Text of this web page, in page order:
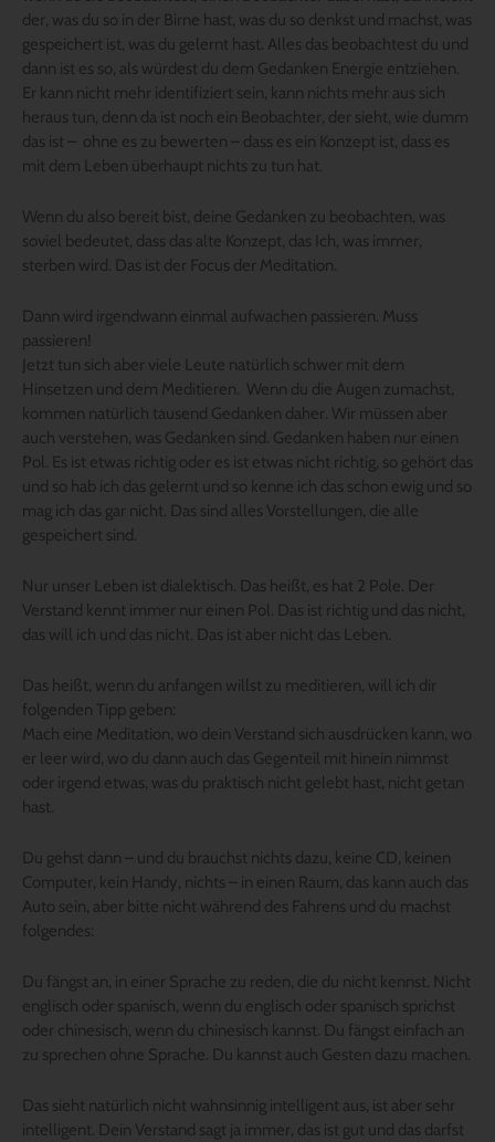
der, was du so in der Birne hast, was du so denkst und machst, was
gespeichert ist, was du gelernt hast. Alles das beobachtest du und
dann ist es so, als würdest du dem Gedanken Energie entziehen.
Er kann nicht mehr identifiziert sein, kann nichts mehr aus sich
heraus tun, denn da ist noch ein Beobachter, der sieht, wie dumm
das ist – ohne es zu bewerten – dass es ein Konzept ist, dass es
mit dem Leben überhaupt nichts zu tun hat.
Wenn du also bereit bist, deine Gedanken zu beobachten, was
soviel bedeutet, dass das alte Konzept, das Ich, was immer,
sterben wird. Das ist der Focus der Meditation.
Dann wird irgendwann einmal aufwachen passieren. Muss
passieren!
Jetzt tun sich aber viele Leute natürlich schwer mit dem
Hinsetzen und dem Meditieren. Wenn du die Augen zumachst,
kommen natürlich tausend Gedanken daher. Wir müssen aber
auch verstehen, was Gedanken sind. Gedanken haben nur einen
Pol. Es ist etwas richtig oder es ist etwas nicht richtig, so gehört das
und so hab ich das gelernt und so kenne ich das schon ewig und so
mag ich das gar nicht. Das sind alles Vorstellungen, die alle
gespeichert sind.
Nur unser Leben ist dialektisch. Das heißt, es hat 2 Pole. Der
Verstand kennt immer nur einen Pol. Das ist richtig und das nicht,
das will ich und das nicht. Das ist aber nicht das Leben.
Das heißt, wenn du anfangen willst zu meditieren, will ich dir
folgenden Tipp geben:
Mach eine Meditation, wo dein Verstand sich ausdrücken kann, wo
er leer wird, wo du dann auch das Gegenteil mit hinein nimmst
oder irgend etwas, was du praktisch nicht gelebt hast, nicht getan
hast.
Du gehst dann – und du brauchst nichts dazu, keine CD, keinen
Computer, kein Handy, nichts – in einen Raum, das kann auch das
Auto sein, aber bitte nicht während des Fahrens und du machst
folgendes:
Du fängst an, in einer Sprache zu reden, die du nicht kennst. Nicht
englisch oder spanisch, wenn du englisch oder spanisch sprichst
oder chinesisch, wenn du chinesisch kannst. Du fängst einfach an
zu sprechen ohne Sprache. Du kannst auch Gesten dazu machen.
Das sieht natürlich nicht wahnsinnig intelligent aus, ist aber sehr
intelligent. Dein Verstand sagt ja immer, das ist gut und das darfst